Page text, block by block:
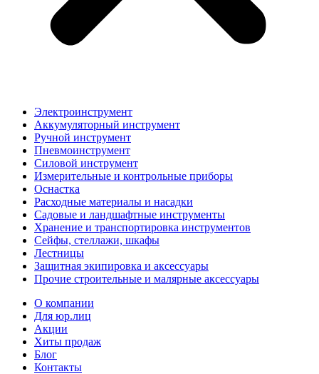
Электроинструмент
Аккумуляторный инструмент
Ручной инструмент
Пневмоинструмент
Силовой инструмент
Измерительные и контрольные приборы
Оснастка
Расходные материалы и насадки
Садовые и ландшафтные инструменты
Хранение и транспортировка инструментов
Сейфы, стеллажи, шкафы
Лестницы
Защитная экипировка и аксессуары
Прочие строительные и малярные аксессуары
О компании
Для юр.лиц
Акции
Хиты продаж
Блог
Контакты